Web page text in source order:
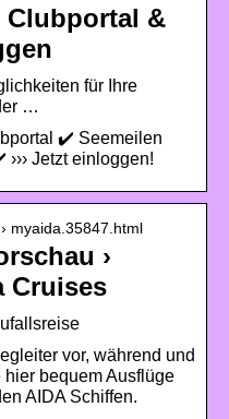
Clubportal &
für Ihre
…
✔️ Seemeilen
Jetzt einloggen!
myaida.35847.html
›
Cruises
vor, während und
bequem Ausflüge
AIDA Schiffen.